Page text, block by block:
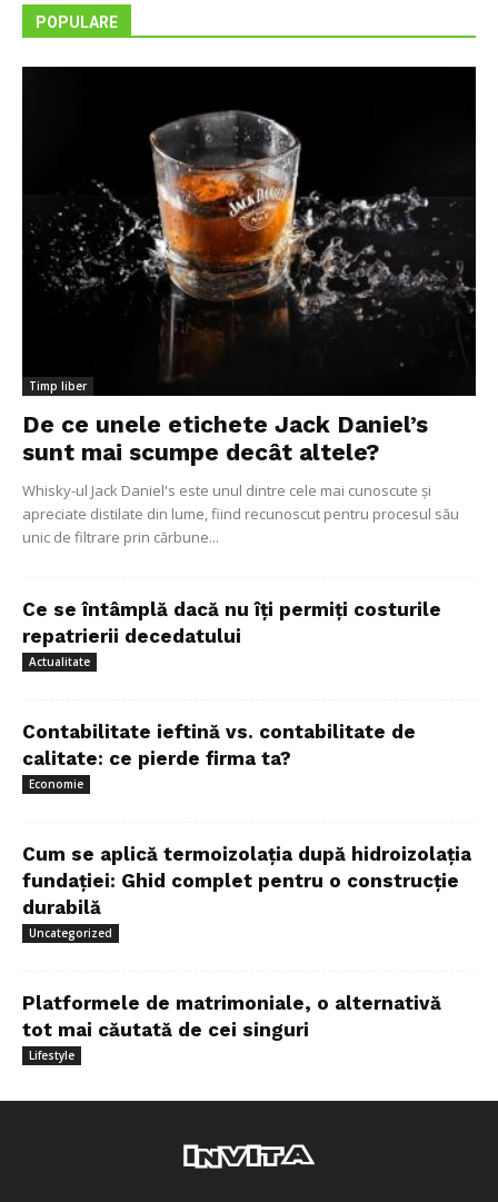
POPULARE
Timp liber
De ce unele etichete Jack Daniel’s
sunt mai scumpe decât altele?
Whisky-ul Jack Daniel's este unul dintre cele mai cunoscute și
apreciate distilate din lume, fiind recunoscut pentru procesul său
unic de filtrare prin cărbune...
Ce se întâmplă dacă nu îți permiți costurile
repatrierii decedatului
Actualitate
Contabilitate ieftină vs. contabilitate de
calitate: ce pierde firma ta?
Economie
Cum se aplică termoizolația după hidroizolația
fundației: Ghid complet pentru o construcție
durabilă
Uncategorized
Platformele de matrimoniale, o alternativă
tot mai căutată de cei singuri
Lifestyle